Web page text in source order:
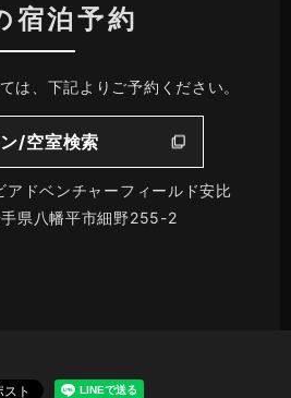
宿泊予約
は、下記よりご予約ください。
/空室検索
ドベンチャーフィールド安比
県八幡平市細野255-2